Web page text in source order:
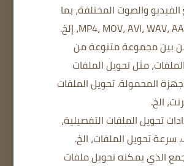
والصوت المختلفة، بما
من بين مجموعة متنوعة من
مثل تحويل الملفات
المحمولة.تحويل الملفات
الخ.
تحويل الملفات التفصيلية،
سرعة تحويل الملفات، الخ.
الذي يمكنه تحويل ملفات